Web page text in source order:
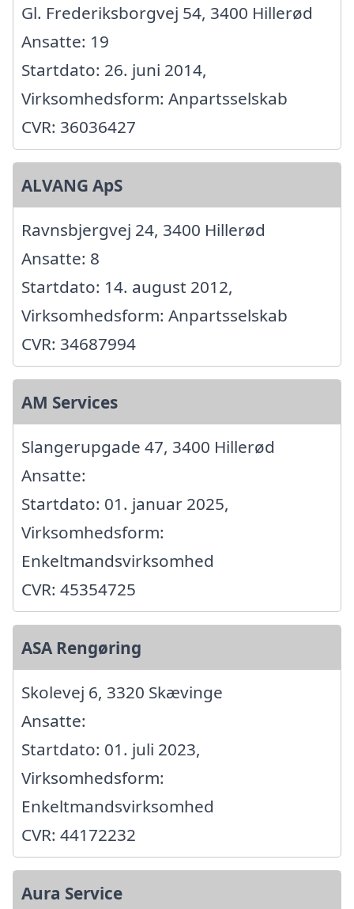
Gl. Frederiksborgvej 54, 3400 Hillerød
Ansatte: 19
Startdato: 26. juni 2014,
Virksomhedsform: Anpartsselskab
CVR: 36036427
ALVANG ApS
Ravnsbjergvej 24, 3400 Hillerød
Ansatte: 8
Startdato: 14. august 2012,
Virksomhedsform: Anpartsselskab
CVR: 34687994
AM Services
Slangerupgade 47, 3400 Hillerød
Ansatte:
Startdato: 01. januar 2025,
Virksomhedsform:
Enkeltmandsvirksomhed
CVR: 45354725
ASA Rengøring
Skolevej 6, 3320 Skævinge
Ansatte:
Startdato: 01. juli 2023,
Virksomhedsform:
Enkeltmandsvirksomhed
CVR: 44172232
Aura Service